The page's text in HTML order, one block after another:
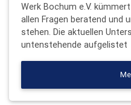
Werk Bochum e.V.
allen Fragen beratend und
stehen. Die aktuellen
untenstehende aufgelistet